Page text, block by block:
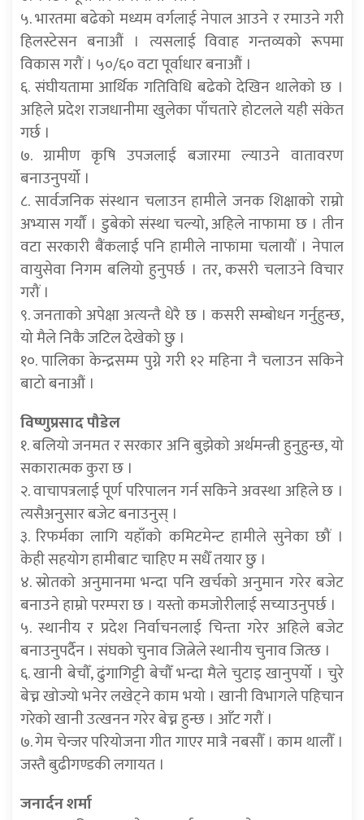
५. भारतमा बढेको मध्यम वर्गलाई नेपाल आउने र रमाउने गरी
हिलस्टेसन बनाऔं । त्यसलाई विवाह गन्तव्यको रूपमा
विकास गरौं । ५०/६० वटा पूर्वाधार बनाऔं ।
६. संघीयतामा आर्थिक गतिविधि बढेको देखिन थालेको छ ।
अहिले प्रदेश राजधानीमा खुलेका पाँचतारे होटलले यही संकेत
गर्छ ।
७. ग्रामीण कृषि उपजलाई बजारमा ल्याउने वातावरण
बनाउनुपर्यो ।
८. सार्वजनिक संस्थान चलाउन हामीले जनक शिक्षाको राम्रो
अभ्यास गर्यौं । डुबेको संस्था चल्यो, अहिले नाफामा छ । तीन
वटा सरकारी बैंकलाई पनि हामीले नाफामा चलायौं । नेपाल
वायुसेवा निगम बलियो हुनुपर्छ । तर, कसरी चलाउने विचार
गरौं ।
९. जनताको अपेक्षा अत्यन्तै धेरै छ । कसरी सम्बोधन गर्नुहुन्छ,
यो मैले निकै जटिल देखेको छु ।
१०. पालिका केन्द्रसम्म पुग्ने गरी १२ महिना नै चलाउन सकिने
बाटो बनाऔं ।
विष्णुप्रसाद पौडेल
१. बलियो जनमत र सरकार अनि बुझेको अर्थमन्त्री हुनुहुन्छ, यो
सकारात्मक कुरा छ ।
२. वाचापत्रलाई पूर्ण परिपालन गर्न सकिने अवस्था अहिले छ ।
त्यसैअनुसार बजेट बनाउनुस् ।
३. रिफर्मका लागि यहाँको कमिटमेन्ट हामीले सुनेका छौं ।
केही सहयोग हामीबाट चाहिए म सधैँ तयार छु ।
४. स्रोतको अनुमानमा भन्दा पनि खर्चको अनुमान गरेर बजेट
बनाउने हाम्रो परम्परा छ । यस्तो कमजोरीलाई सच्याउनुपर्छ ।
५. स्थानीय र प्रदेश निर्वाचनलाई चिन्ता गरेर अहिले बजेट
बनाउनुपर्दैन । संघको चुनाव जित्नेले स्थानीय चुनाव जित्छ ।
६. खानी बेचौँ, ढुंगागिट्टी बेचौँ भन्दा मैले चुटाइ खानुपर्यो । चुरे
बेच्न खोज्यो भनेर लखेट्ने काम भयो । खानी विभागले पहिचान
गरेको खानी उत्खनन गरेर बेच्न हुन्छ । आँट गरौं ।
७. गेम चेन्जर परियोजना गीत गाएर मात्रै नबसौँ । काम थालौँ ।
जस्तै बुढीगण्डकी लगायत ।
जनार्दन शर्मा